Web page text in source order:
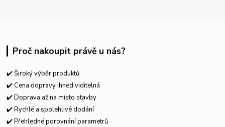
Proč nakoupit právě u nás?
✔️ Široký výběr produktů
✔️ Cena dopravy ihned viditelná
✔️ Doprava až na místo stavby
✔️ Rychlé a spolehlivé dodání
✔️ Přehledné porovnání parametrů